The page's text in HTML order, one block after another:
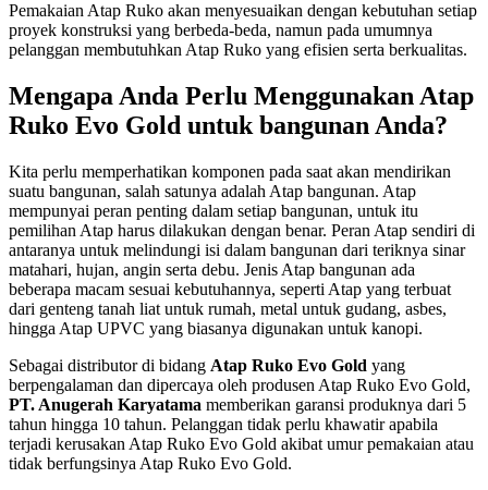
Pemakaian Atap Ruko akan menyesuaikan dengan kebutuhan setiap
proyek konstruksi yang berbeda-beda, namun pada umumnya
pelanggan membutuhkan Atap Ruko yang efisien serta berkualitas.
Mengapa Anda Perlu Menggunakan Atap
Ruko Evo Gold untuk bangunan Anda?
Kita perlu memperhatikan komponen pada saat akan mendirikan
suatu bangunan, salah satunya adalah Atap bangunan. Atap
mempunyai peran penting dalam setiap bangunan, untuk itu
pemilihan Atap harus dilakukan dengan benar. Peran Atap sendiri di
antaranya untuk melindungi isi dalam bangunan dari teriknya sinar
matahari, hujan, angin serta debu. Jenis Atap bangunan ada
beberapa macam sesuai kebutuhannya, seperti Atap yang terbuat
dari genteng tanah liat untuk rumah, metal untuk gudang, asbes,
hingga Atap UPVC yang biasanya digunakan untuk kanopi.
Sebagai distributor di bidang Atap Ruko Evo Gold yang
berpengalaman dan dipercaya oleh produsen Atap Ruko Evo Gold,
PT. Anugerah Karyatama memberikan garansi produknya dari 5
tahun hingga 10 tahun. Pelanggan tidak perlu khawatir apabila
terjadi kerusakan Atap Ruko Evo Gold akibat umur pemakaian atau
tidak berfungsinya Atap Ruko Evo Gold.